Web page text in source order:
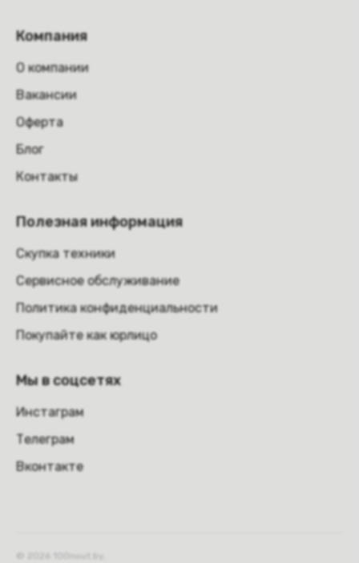
Компания
О компании
Вакансии
Оферта
Блог
Контакты
Полезная информация
Скупка техники
Сервисное обслуживание
Политика конфиденциальности
Покупайте как юрлицо
Мы в соцсетях
Инстаграм
Телеграм
Вконтакте